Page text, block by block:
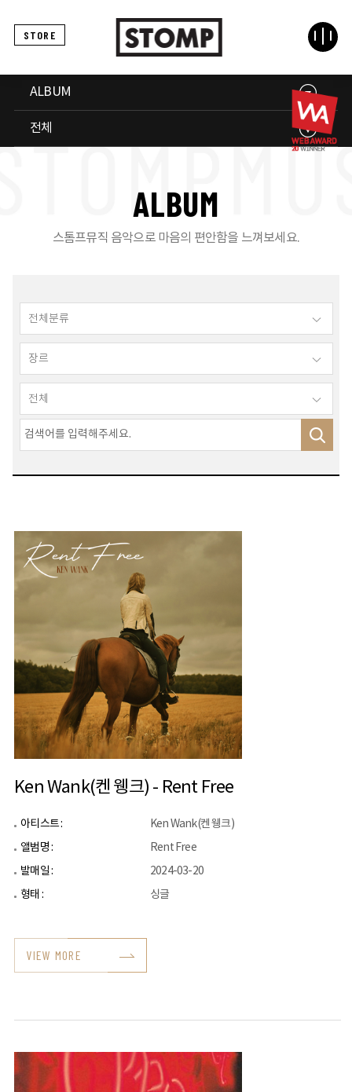
STORE
ALBUM
전체
ALBUM
스톰프뮤직 음악으로 마음의 편안함을 느껴보세요.
Ken Wank(켄 웽크) - Rent Free
아티스트 :
Ken Wank(켄 웽크)
앨범명 :
Rent Free
발매일 :
2024-03-20
형태 :
싱글
VIEW MORE